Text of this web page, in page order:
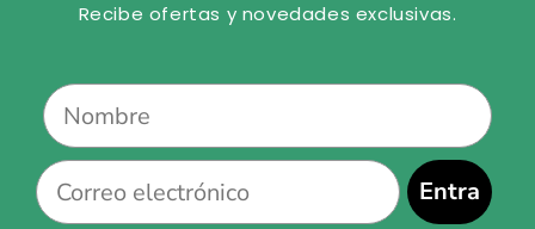
Recibe ofertas y novedades exclusivas.
Name
Email
Entra